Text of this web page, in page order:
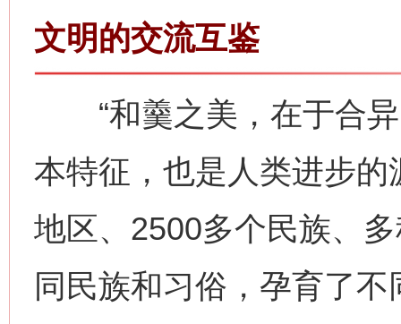
文明的交流互鉴
“和羹之美，在于合异
本特征，也是人类进步
地区、2500多个民族、
同民族和习俗，孕育了